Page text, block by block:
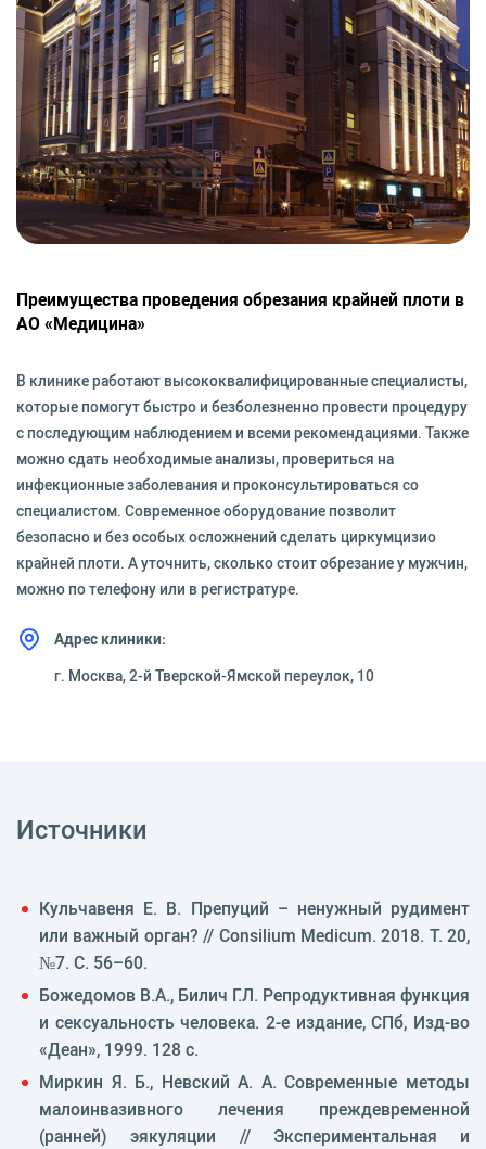
Преимущества проведения обрезания крайней плоти в
АО «Медицина»
В клинике работают высококвалифицированные специалисты,
которые помогут быстро и безболезненно провести процедуру
с последующим наблюдением и всеми рекомендациями. Также
можно сдать необходимые анализы, провериться на
инфекционные заболевания и проконсультироваться со
специалистом. Современное оборудование позволит
безопасно и без особых осложнений сделать циркумцизио
крайней плоти. А уточнить, сколько стоит обрезание у мужчин,
можно по телефону или в регистратуре.
Адрес клиники:
г. Москва, 2-й Тверской-Ямской переулок, 10
Источники
Кульчавеня Е. В. Препуций – ненужный рудимент
или важный орган? // Consilium Medicum. 2018. Т. 20,
№7. С. 56–60.
Божедомов В.А., Билич Г.Л. Репродуктивная функция
и сексуальность человека. 2-е издание, СПб, Изд-во
«Деан», 1999. 128 с.
Миркин Я. Б., Невский А. А. Современные методы
малоинвазивного лечения преждевременной
(ранней) эякуляции // Экспериментальная и